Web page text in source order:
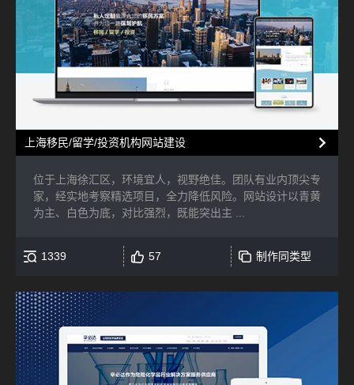
上海移民/留学/投资机构网站建设
位于上海徐汇区，环境宜人，视野绝佳。团队有业内顶尖专
家，经实地考察精选项目，全力降低风险。网站设计以青黄
为主、白色为底，对比强烈，既能突出主 ...
1339 57 制作同类型